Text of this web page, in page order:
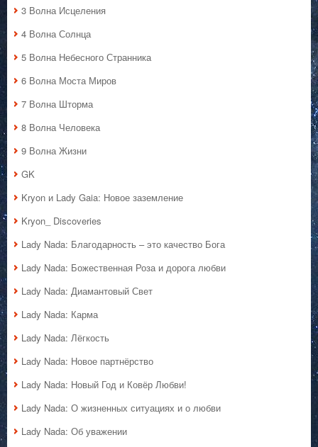
3 Волна Исцеления
4 Волна Солнца
5 Волна Небесного Странника
6 Волна Моста Миров
7 Волна Шторма
8 Волна Человека
9 Волна Жизни
GK
Kryon и Lady Gaia: Новое заземление
Kryon_ Discoveries
Lady Nada: Благодарность – это качество Бога
Lady Nada: Божественная Роза и дорога любви
Lady Nada: Диамантовый Свет
Lady Nada: Карма
Lady Nada: Лёгкость
Lady Nada: Новое партнёрство
Lady Nada: Новый Год и Ковёр Любви!
Lady Nada: О жизненных ситуациях и о любви
Lady Nada: Об уважении